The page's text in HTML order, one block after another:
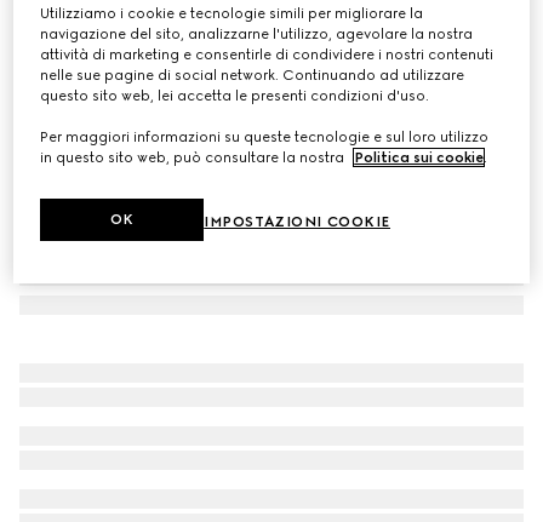
CHF 3,320
VarianteSupreme nero
Utilizziamo i cookie e tecnologie simili per migliorare la
navigazione del sito, analizzarne l'utilizzo, agevolare la nostra
attività di marketing e consentirle di condividere i nostri contenuti
nelle sue pagine di social network. Continuando ad utilizzare
questo sito web, lei accetta le presenti condizioni d'uso.
Per maggiori informazioni su queste tecnologie e sul loro utilizzo
in questo sito web, può consultare la nostra
Politica sui cookie
IMPOSTAZIONI COOKIE
OK